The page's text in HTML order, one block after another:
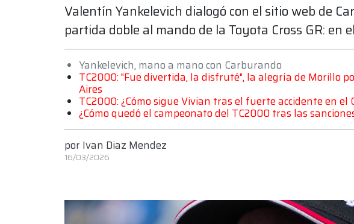
Valentín Yankelevich dialogó con el sitio web de
partida doble al mando de la Toyota Cross GR: en
Yankelevich, mano a mano con Carburando
TC2000: "Fue divertida, la disfruté", la alegría de Morillo
Aires
TC2000: ¿Cómo sigue Vivian tras el fuerte accidente en el
¿Cómo quedó el campeonato del TC2000 tras las
por Ivan Diaz Mendez
16/03/2026